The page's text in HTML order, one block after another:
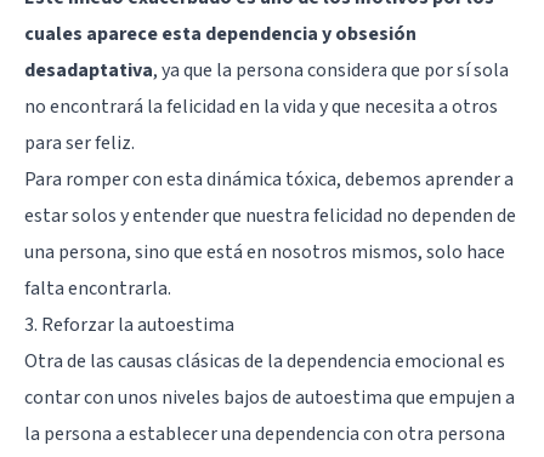
cuales aparece esta dependencia y obsesión
desadaptativa, ya que la persona considera que por sí sola
no encontrará la felicidad en la vida y que necesita a otros
para ser feliz.
Para romper con esta dinámica tóxica, debemos aprender a
estar solos y entender que nuestra felicidad no dependen de
una persona, sino que está en nosotros mismos, solo hace
falta encontrarla.
3. Reforzar la autoestima
Otra de las causas clásicas de la dependencia emocional es
contar con unos niveles bajos de autoestima que empujen a
la persona a establecer una dependencia con otra persona